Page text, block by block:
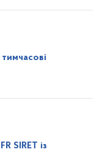
SIRET із